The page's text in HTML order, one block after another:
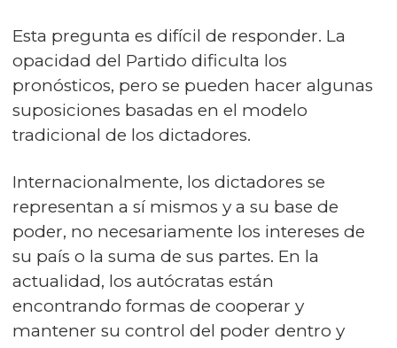
Esta pregunta es difícil de responder. La
opacidad del Partido dificulta los
pronósticos, pero se pueden hacer algunas
suposiciones basadas en el modelo
tradicional de los dictadores.
Internacionalmente, los dictadores se
representan a sí mismos y a su base de
poder, no necesariamente los intereses de
su país o la suma de sus partes. En la
actualidad, los autócratas están
encontrando formas de cooperar y
mantener su control del poder dentro y